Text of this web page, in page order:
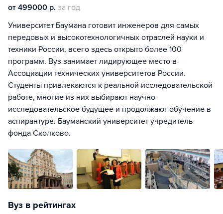
от 499000 р. за год
Университет Баумана готовит инженеров для самых
передовых и высокотехнологичных отраслей науки и
техники России, всего здесь открыто более 100
программ. Вуз занимает лидирующее место в
Ассоциации технических университетов России.
Студенты привлекаются к реальной исследовательской
работе, многие из них выбирают научно-
исследовательское будущее и продолжают обучение в
аспирантуре. Бауманский университет учредитель
фонда Сколково.
Вуз в рейтингах